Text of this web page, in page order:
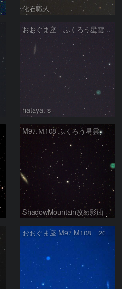
化石職人
おおぐま座 ふくろう星雲(M97)とM108銀河 2026/02/19
hataya_s
M97.Ｍ108 ふくろう星雲
ShadowMountain改め影山
おおぐま座 M97,M108 2025/06/04